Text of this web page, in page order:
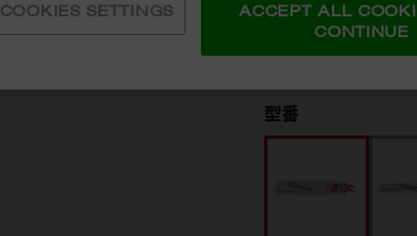
税抜価格:￥2,080
税込価格: ￥
型番
COOKIES SETTINGS
ACCEPT ALL
CONTINUE